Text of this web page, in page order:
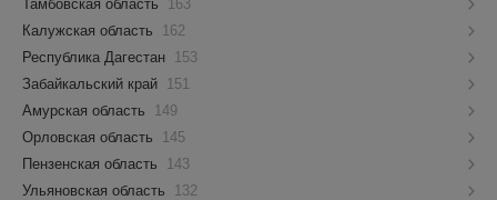
Тамбовская область
163
Калужская область
162
Республика Дагестан
153
Забайкальский край
151
Амурская область
149
Орловская область
145
Пензенская область
143
Ульяновская область
132